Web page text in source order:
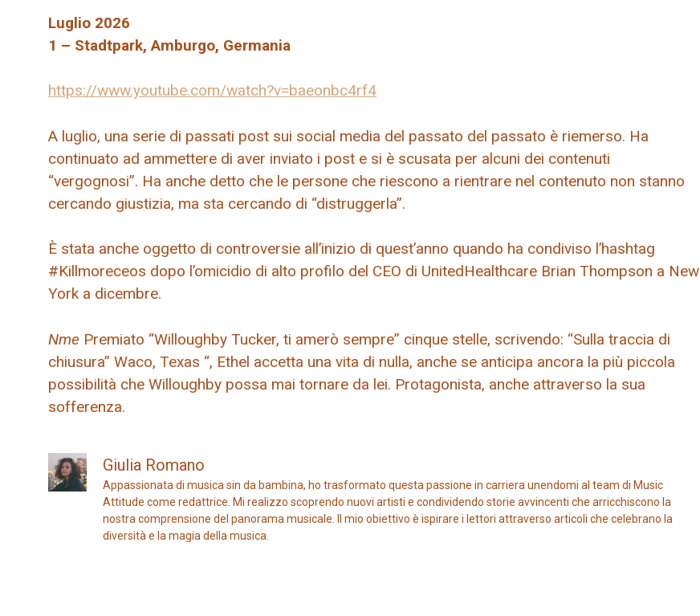
Luglio 2026
1 – Stadtpark, Amburgo, Germania
https://www.youtube.com/watch?v=baeonbc4rf4
A luglio, una serie di passati post sui social media del passato del passato è riemerso. Ha
continuato ad ammettere di aver inviato i post e si è scusata per alcuni dei contenuti
“vergognosi”. Ha anche detto che le persone che riescono a rientrare nel contenuto non stanno
cercando giustizia, ma sta cercando di “distruggerla”.
È stata anche oggetto di controversie all’inizio di quest’anno quando ha condiviso l’hashtag
#Killmoreceos dopo l’omicidio di alto profilo del CEO di UnitedHealthcare Brian Thompson a New
York a dicembre.
Nme Premiato “Willoughby Tucker, ti amerò sempre” cinque stelle, scrivendo: “Sulla traccia di
chiusura” Waco, Texas “, Ethel accetta una vita di nulla, anche se anticipa ancora la più piccola
possibilità che Willoughby possa mai tornare da lei. Protagonista, anche attraverso la sua
sofferenza.
Giulia Romano
Appassionata di musica sin da bambina, ho trasformato questa passione in carriera unendomi al team di Music
Attitude come redattrice. Mi realizzo scoprendo nuovi artisti e condividendo storie avvincenti che arricchiscono la
nostra comprensione del panorama musicale. Il mio obiettivo è ispirare i lettori attraverso articoli che celebrano la
diversità e la magia della musica.